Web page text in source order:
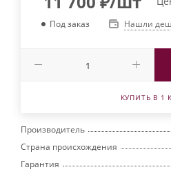
Под заказ Нашли
КУПИТЬ В 1
Производитель
Страна происхождения
Гарантия